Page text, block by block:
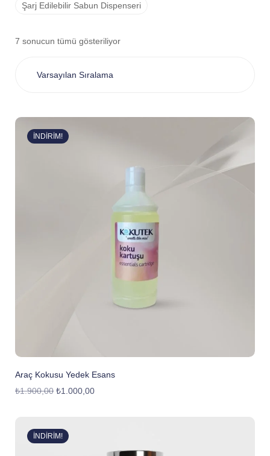
Şarj Edilebilir Sabun Dispenseri
7 sonucun tümü gösteriliyor
İNDIRIM!
Araç Kokusu Yedek Esans
₺1.900,00 ₺1.000,00
İNDIRIM!